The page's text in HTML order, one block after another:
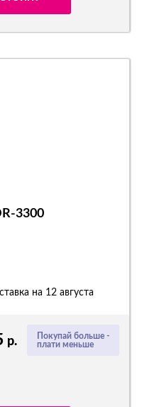
Покупай больше -
плати меньше
р.
3300
на 12 августа